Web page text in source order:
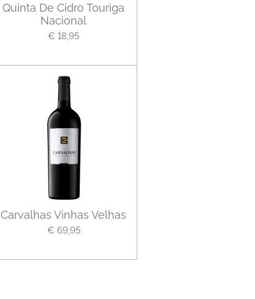
Quinta De Cidro Touriga
Nacional
€ 18,95
Carvalhas Vinhas Velhas
€ 69,95